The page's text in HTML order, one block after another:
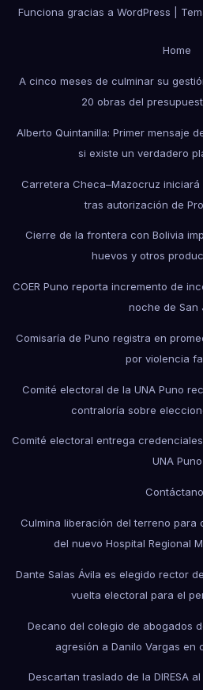
Funciona gracias a WordPress
Home
A cinco meses de culminar su
20 obras del
Alberto Quintanilla: Primer mensaje
si existe un verdadero
Carretera Checa–Mazocruz
tras autorización de
Cierre de la frontera con Bolivia
huevos y otros
COER Puno reporta incremento de
noche de San
Comisaría de Puno registra en
por violencia
Comité electoral de la UNA Puno
contraloría sobre
Comité electoral entrega
UNA Puno
Culmina liberación del terreno para
del nuevo Hospital Regional
Dante Salas Ávila es elegido rector
vuelta electoral para el
Decano del colegio de abogados
agresión a Danilo Vargas en
Descartan traslado de la DIRESA